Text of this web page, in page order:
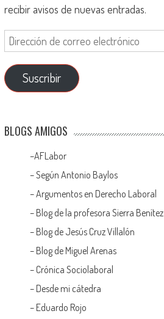
recibir avisos de nuevas entradas.
Suscribir
BLOGS AMIGOS
–AFLabor
– Según Antonio Baylos
–Argumentos en Derecho Laboral
– Blog de la profesora Sierra Benítez
– Blog de Jesús Cruz Villalón
– Blog de Miguel Arenas
– Crónica Sociolaboral
– Desde mi cátedra
– Eduardo Rojo